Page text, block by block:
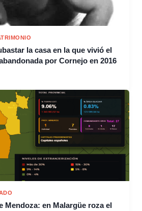
la casa en la que vivió el
por Cornejo en 2016
Mendoza: en Malargüe roza el